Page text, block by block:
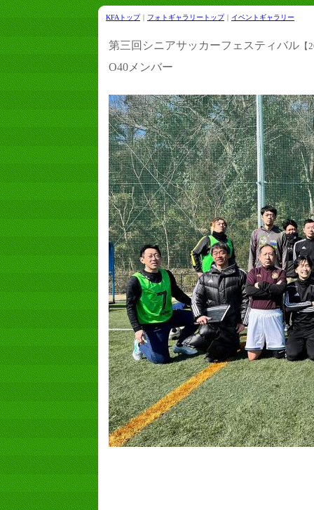
KFAトップ｜ フォトギャラリートップ｜ イベントギャラリー
第三回シニアサッカーフェスティバル
O40メンバー